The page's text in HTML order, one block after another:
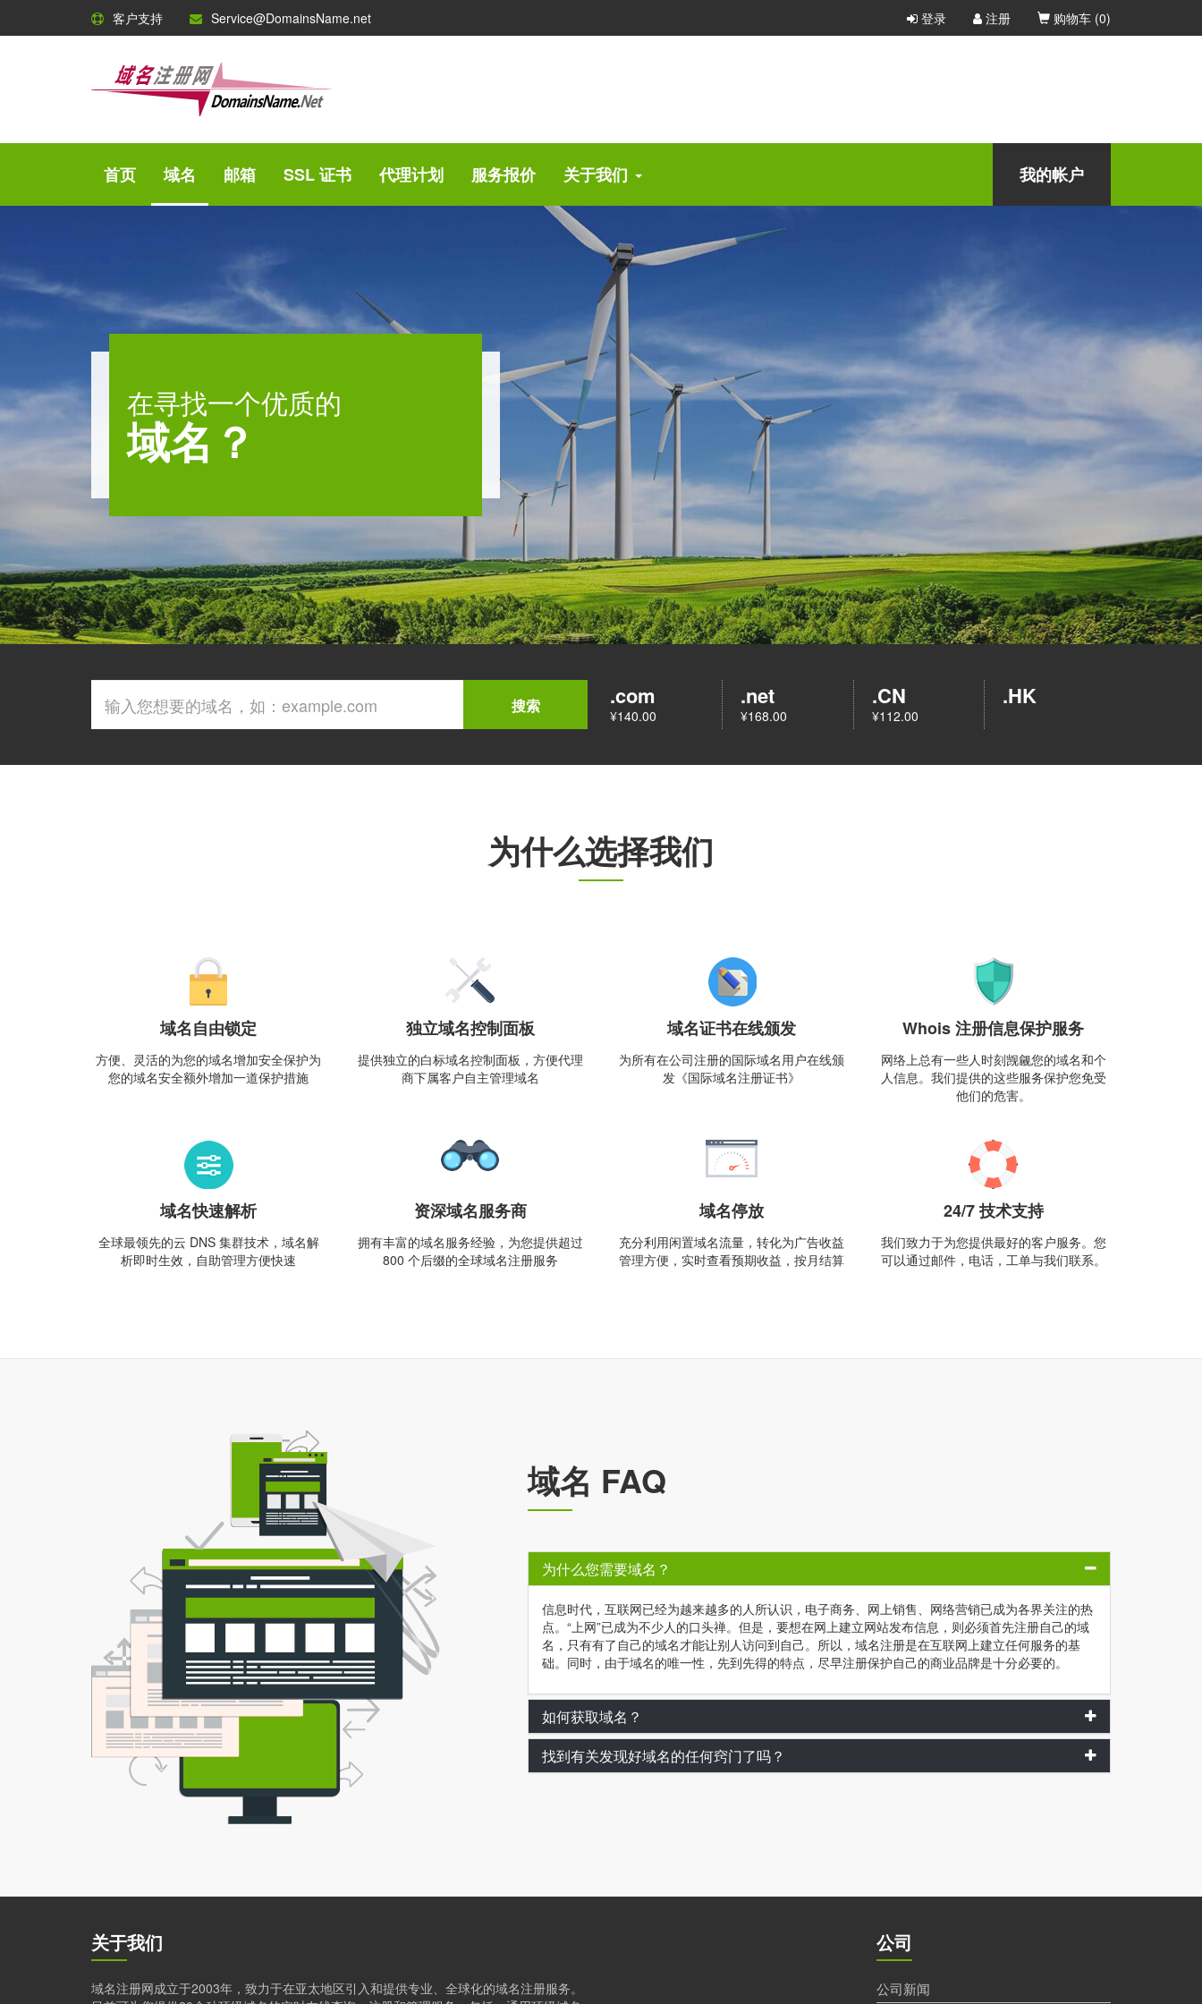
客户支持 Service@DomainsName.net 登录 注册 购物车 (0)
首页 域名 邮箱 SSL 证书 代理计划 服务报价 关于我们 我的帐户
在寻找一个优质的
域名？
搜索 .com
¥140.00
.net
¥168.00
.CN
¥112.00
.HK
为什么选择我们
域名自由锁定
方便、灵活的为您的域名增加安全保护为
您的域名安全额外增加一道保护措施
独立域名控制面板
提供独立的白标域名控制面板，方便代理
商下属客户自主管理域名
域名证书在线颁发
为所有在公司注册的国际域名用户在线颁
发《国际域名注册证书》
Whois 注册信息保护服务
网络上总有一些人时刻觊觎您的域名和个
人信息。我们提供的这些服务保护您免受
他们的危害。
域名快速解析
全球最领先的云 DNS 集群技术，域名解
析即时生效，自助管理方便快速
资深域名服务商
拥有丰富的域名服务经验，为您提供超过
800 个后缀的全球域名注册服务
域名停放
充分利用闲置域名流量，转化为广告收益
管理方便，实时查看预期收益，按月结算
24/7 技术支持
我们致力于为您提供最好的客户服务。您
可以通过邮件，电话，工单与我们联系。
域名 FAQ
为什么您需要域名？
信息时代，互联网已经为越来越多的人所认识，电子商务、网上销售、网络营销已成为各界关注的热
点。“上网”已成为不少人的口头禅。但是，要想在网上建立网站发布信息，则必须首先注册自己的域
名，只有有了自己的域名才能让别人访问到自己。所以，域名注册是在互联网上建立任何服务的基
础。同时，由于域名的唯一性，先到先得的特点，尽早注册保护自己的商业品牌是十分必要的。
如何获取域名？
找到有关发现好域名的任何窍门了吗？
关于我们
域名注册网成立于2003年，致力于在亚太地区引入和提供专业、全球化的域名注册服务。
公司
公司新闻